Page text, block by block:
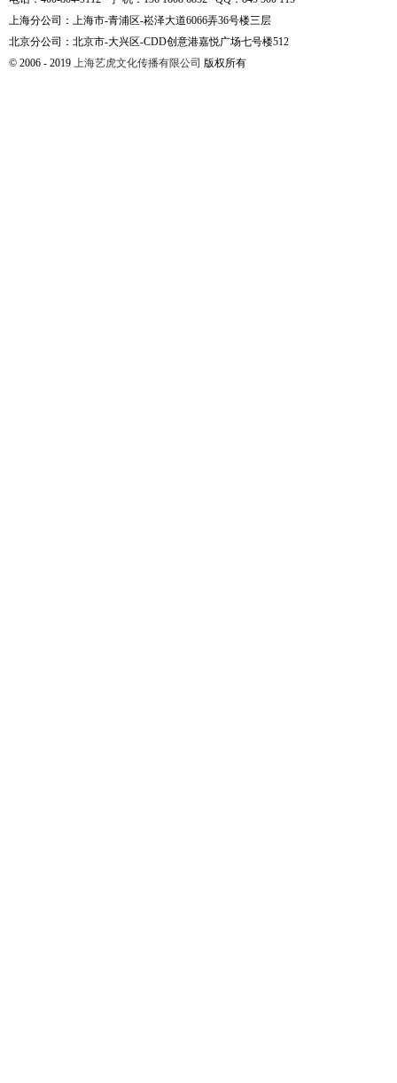
上海分公司：上海市-青浦区-崧泽大道6066弄36号楼三层
北京分公司：北京市-大兴区-CDD创意港嘉悦广场七号楼512
© 2006 - 2019 上海艺虎文化传播有限公司 版权所有